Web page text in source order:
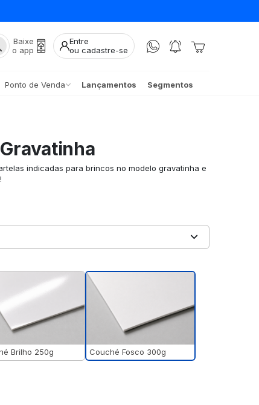
Baixe
o app
Entre
ou cadastre-se
Ponto de Venda Lançamentos Segmentos
indicadas para brincos no modelo gravatinha e
Brilho 250g Couché Fosco 300g